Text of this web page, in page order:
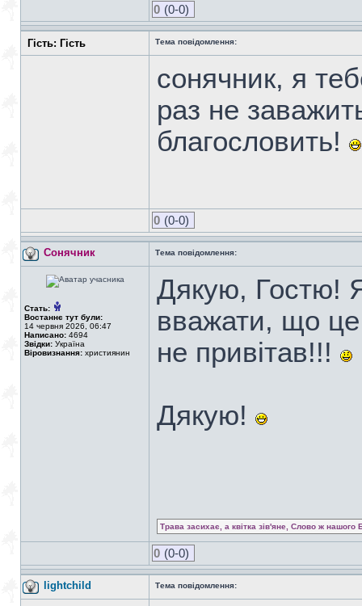
0 (0-0)
Гість: Гість Тема повідомлення:
сонячник, я
раз не
благословить!
0 (0-0)
Сонячник Тема повідомлення:
Стать:
Востаннє тут були:
14 червня 2026, 06:47
Написано: 4694
Звідки: Україна
Віровизнання: християнин
Дякую, Гостю!
вважати, що це
не привітав!!!
Дякую!
Трава засихає, а квітка зів'яне, Слово ж нашого
0 (0-0)
lightchild Тема повідомлення: